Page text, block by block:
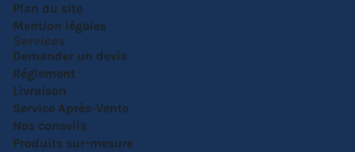
Plan du site
Mention légales
Services
Demander un devis
Réglement
Livraison
Service Après-Vente
Nos conseils
Produits sur-mesure